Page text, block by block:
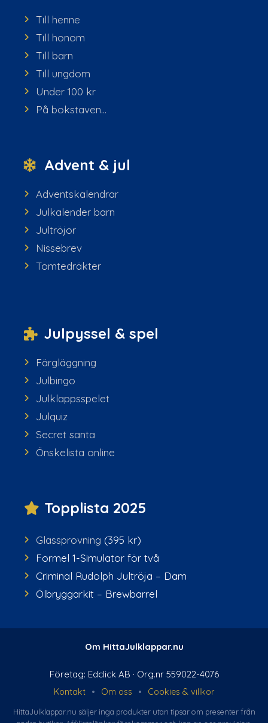
Till henne
Till honom
Till barn
Till ungdom
Under 100 kr
På bokstaven...
Advent & jul
Adventskalendrar
Julkalender barn
Jultröjor
Nissebrev
Tomtedräkter
Julpyssel & spel
Färgläggning
Julbingo
Julklappsspelet
Julquiz
Secret santa
Önskelista online
Topplista 2025
Glassprovning (395 kr)
Formel 1-Simulator för två
Criminal Rudolph Jultröja – Dam
Ölbryggarkit – Brewbarrel
Om HittaJulklappar.nu
Företag: Edclick AB · Org.nr 559022-4076
Kontakt • Om oss • Cookies & villkor
HittaJulklappar.nu säljer inga produkter utan tipsar om presenter från